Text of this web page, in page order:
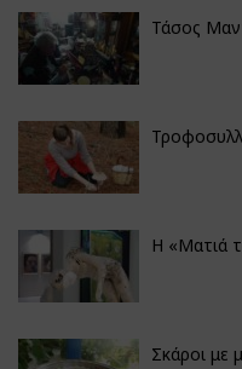
Τάσος
H «Ματιά
Σκάροι με